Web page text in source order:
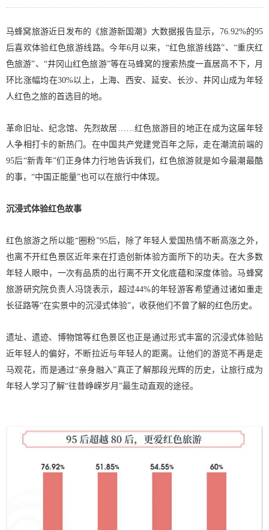
马蜂窝旅游近日发布的《旅游新国潮》大数据报告显示，76.92%的95
后喜欢体验红色旅游线路。今年6月以来，“红色旅游线路”、“重庆红
色旅游”、“井冈山红色旅游”等在马蜂窝的搜索热度一直居高不下，月
环比涨幅均在30%以上，上海、西安、延安、长沙、井冈山成为年轻
人红色之旅的首选目的地。
革命旧址、纪念馆、先烈故居……红色旅游目的地正在成为这届年轻
人争相打卡的新热门。在中国共产党建党百年之际，走在潮流前端的
95后“新青年”们正身体力行地告诉我们，红色旅游就是如今最潮最酷
的事，“中国正能量”也可以在旅行中体现。
沉浸式体验红色故事
红色旅游之所以能“圈粉”95后，除了年轻人爱国热情不断高涨之外，
也离不开红色景区近年来在打造创新体验方面所下的功夫。在大多数
年轻人眼中，一次有品质的出行离不开文化底蕴和深度体验。马蜂窝
旅游研究院负责人冯饶表示，超过44%的年轻游客希望通过诸如重走
长征路等“在实景中的沉浸式体验”，收获他们不曾了解的红色历史。
遗址、遗迹、博物馆等红色景区也正是通过形式丰富的沉浸式体验贴
近年轻人的偏好，不断拉近与年轻人的距离。让他们的游览不再是走
马观花，而是通过“亲身融入”真正了解那段光辉的历史，让旅行成为
年轻人学习了解“往昔峥嵘岁月”最生动直观的途径。